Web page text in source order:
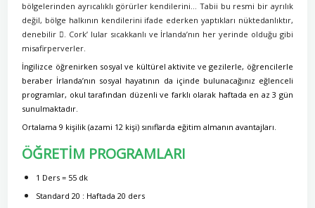
bölgelerinden ayrıcalıklı görürler kendilerini… Tabii bu resmi bir ayrılık
değil, bölge halkının kendilerini ifade ederken yaptıkları nüktedanlıktır,
denebilir . Cork’ lular sıcakkanlı ve İrlanda’nın her yerinde olduğu gibi
misafirperverler.
İngilizce öğrenirken sosyal ve kültürel aktivite ve gezilerle, öğrencilerle
beraber İrlanda’nın sosyal hayatının da içinde bulunacağınız eğlenceli
programlar, okul tarafından düzenli ve farklı olarak haftada en az 3 gün
sunulmaktadır.
Ortalama 9 kişilik (azami 12 kişi) sınıflarda eğitim almanın avantajları.
ÖĞRETİM PROGRAMLARI
1 Ders = 55 dk
Standard 20 : Haftada 20 ders